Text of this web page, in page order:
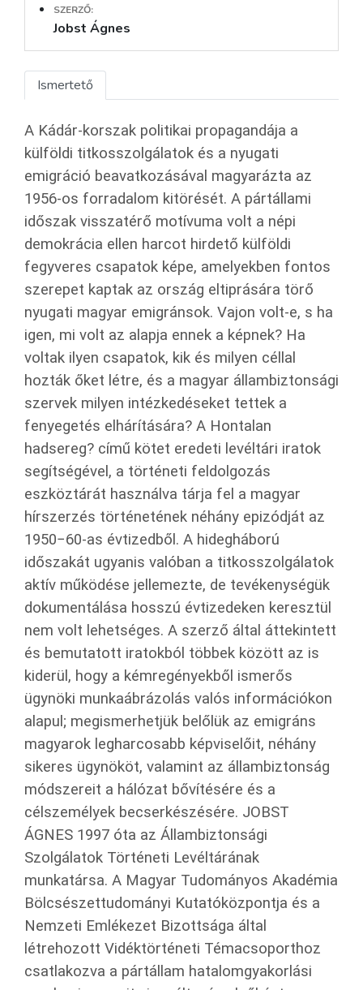
SZERZŐ:
Jobst Ágnes
Ismertető
A Kádár-korszak politikai propagandája a
külföldi titkosszolgálatok és a nyugati
emigráció beavatkozásával magyarázta az
1956-os forradalom kitörését. A pártállami
időszak visszatérő motívuma volt a népi
demokrácia ellen harcot hirdető külföldi
fegyveres csapatok képe, amelyekben fontos
szerepet kaptak az ország eltiprására törő
nyugati magyar emigránsok. Vajon volt-e, s ha
igen, mi volt az alapja ennek a képnek? Ha
voltak ilyen csapatok, kik és milyen céllal
hozták őket létre, és a magyar állambiztonsági
szervek milyen intézkedéseket tettek a
fenyegetés elhárítására? A Hontalan
hadsereg? című kötet eredeti levéltári iratok
segítségével, a történeti feldolgozás
eszköztárát használva tárja fel a magyar
hírszerzés történetének néhány epizódját az
1950−60-as évtizedből. A hidegháború
időszakát ugyanis valóban a titkosszolgálatok
aktív működése jellemezte, de tevékenységük
dokumentálása hosszú évtizedeken keresztül
nem volt lehetséges. A szerző által áttekintett
és bemutatott iratokból többek között az is
kiderül, hogy a kémregényekből ismerős
ügynöki munkaábrázolás valós információkon
alapul; megismerhetjük belőlük az emigráns
magyarok legharcosabb képviselőit, néhány
sikeres ügynököt, valamint az állambiztonság
módszereit a hálózat bővítésére és a
célszemélyek becserkészésére. JOBST
ÁGNES 1997 óta az Állambiztonsági
Szolgálatok Történeti Levéltárának
munkatársa. A Magyar Tudományos Akadémia
Bölcsészettudományi Kutatóközpontja és a
Nemzeti Emlékezet Bizottsága által
létrehozott Vidéktörténeti Témacsoporthoz
csatlakozva a pártállam hatalomgyakorlási